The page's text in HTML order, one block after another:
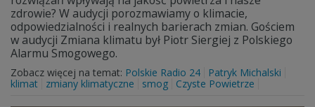
zdrowie? W audycji porozmawiamy o klimacie,
odpowiedzialności i realnych barierach zmian. Gościem
w audycji Zmiana klimatu był Piotr Siergiej z Polskiego
Alarmu Smogowego.
Zobacz więcej na temat: Polskie Radio 24
Patryk Michalski
klimat
zmiany klimatyczne smog Czyste Powietrze